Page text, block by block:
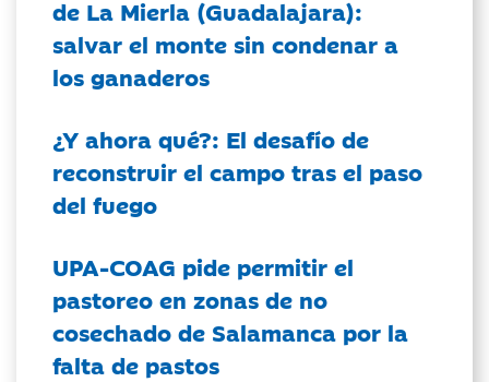
de La Mierla (Guadalajara):
salvar el monte sin condenar a
los ganaderos
¿Y ahora qué?: El desafío de
reconstruir el campo tras el paso
del fuego
UPA-COAG pide permitir el
pastoreo en zonas de no
cosechado de Salamanca por la
falta de pastos